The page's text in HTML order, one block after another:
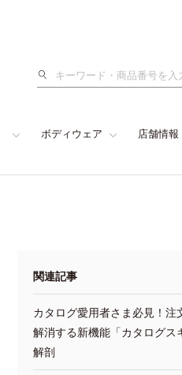
検
ボディウェア 店舗情報
関連記事
カタログ愛用者さま必見！注
解消する新機能「カタログス
解剖